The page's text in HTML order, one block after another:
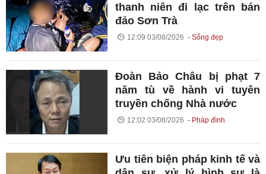
thanh niên đi lạc trên bán
đảo Sơn Trà
12:09 03/08/2026 Sống đẹp
Đoàn Bảo Châu bị phạt 7
năm tù về hành vi tuyên
truyền chống Nhà nước
12:02 03/08/2026 Pháp đình
Ưu tiên biện pháp kinh tế và